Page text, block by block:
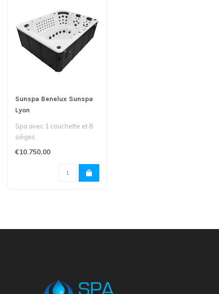
Sunspa Benelux Sunspa
Lyon
Spa avec 1 couchette et 8
sièges
€10.750,00